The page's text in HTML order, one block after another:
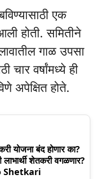
एक
होती. समितीने
गाळ उपसा
वर्षांमध्ये ही
अपेक्षित होते.
योजना बंद होणार का?
लाभार्थी शेतकरी वगळणार?
Shetkari